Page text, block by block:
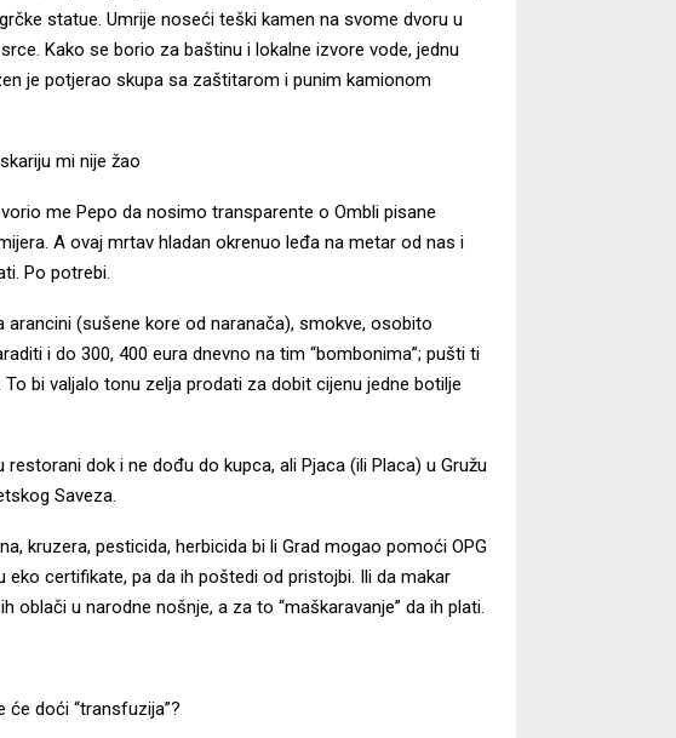
statue. Umrije noseći teški kamen na svome dvoru u
Kako se borio za baštinu i lokalne izvore vode, jednu
je potjerao skupa sa zaštitarom i punim kamionom
mi nije žao
me Pepo da nosimo transparente o Ombli pisane
A ovaj mrtav hladan okrenuo leđa na metar od nas i
Po potrebi.
(sušene kore od naranača), smokve, osobito
i do 300, 400 eura dnevno na tim “bombonima”; pušti ti
bi valjalo tonu zelja prodati za dobit cijenu jedne botilje
dok i ne dođu do kupca, ali Pjaca (ili Placa) u Gružu
Saveza.
kruzera, pesticida, herbicida bi li Grad mogao pomoći OPG
certifikate, pa da ih poštedi od pristojbi. Ili da makar
u narodne nošnje, a za to “maškaravanje” da ih plati.
će doći “transfuzija”?